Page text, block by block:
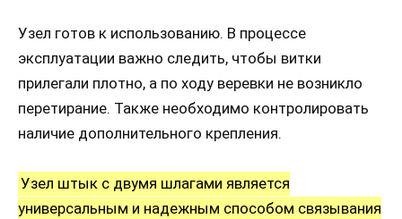
Узел готов к использованию. В процессе
эксплуатации важно следить, чтобы витки
прилегали плотно, а по ходу веревки не возникло
перетирание. Также необходимо контролировать
наличие дополнительного крепления.
Узел штык с двумя шлагами является
универсальным и надежным способом связывания